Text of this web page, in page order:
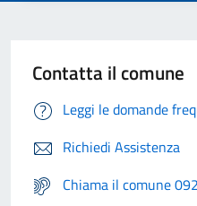
Contatta il comune
Leggi le domande
Richiedi Assistenza
Chiama il comune